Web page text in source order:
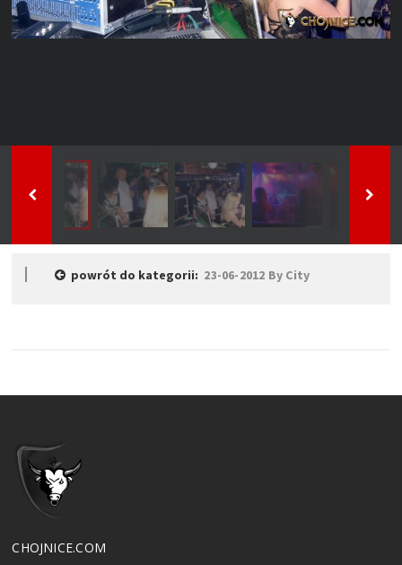
powrót do kategorii: 23-06-2012 By City
CHOJNICE.COM